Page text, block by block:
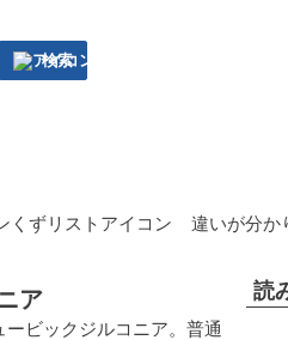
検索
違いが分か
ア
ビックジルコニア。普通
読